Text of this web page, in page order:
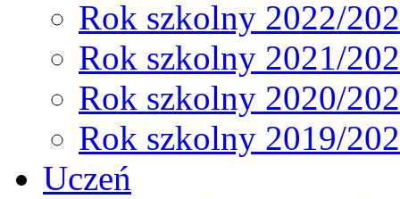
Rok szkolny 2022/
Rok szkolny 2021/
Rok szkolny 2020/
Rok szkolny 2019/
Uczeń